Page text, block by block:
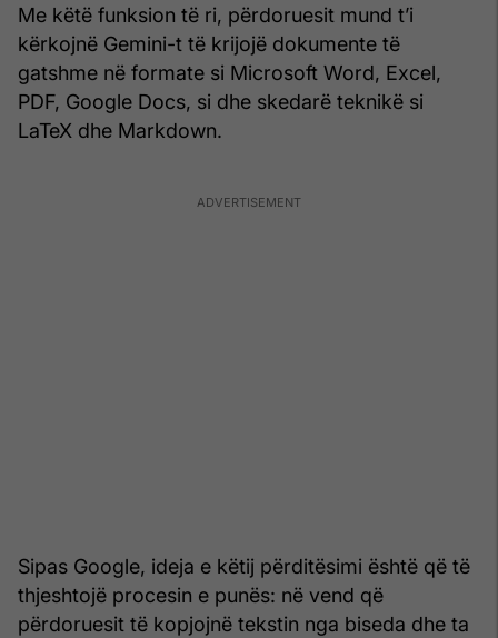
Me këtë funksion të ri, përdoruesit mund t’i
kërkojnë Gemini-t të krijojë dokumente të
gatshme në formate si Microsoft Word, Excel,
PDF, Google Docs, si dhe skedarë teknikë si
LaTeX dhe Markdown.
Sipas Google, ideja e këtij përditësimi është që të
thjeshtojë procesin e punës: në vend që
përdoruesit të kopjojnë tekstin nga biseda dhe ta